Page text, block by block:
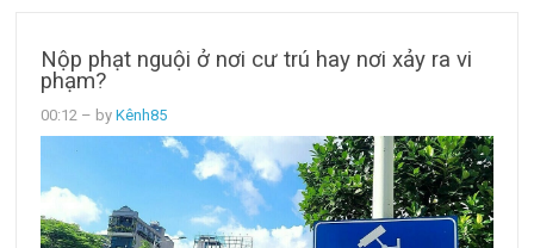
Nộp phạt nguội ở nơi cư trú hay nơi xảy ra vi
phạm?
00:12 – byKênh85